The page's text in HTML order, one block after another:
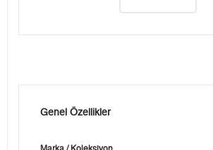
Genel Özellikler